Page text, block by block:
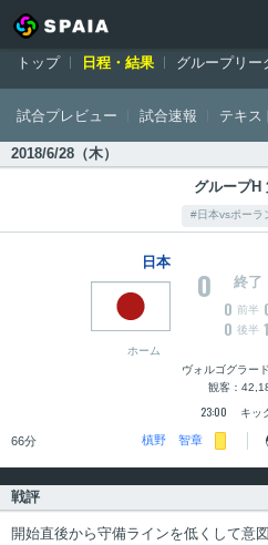
トップ ワールドカップ ロシア大会
トップ 日程・結果 グループリー
試合プレビュー 試合速報 テキス
2018/6/28（木）
グループH
#日本vsポーラ
日本
ホーム
終了
0
0 前半
0 後半 1
ヴォルゴグラー
観客：
23:00 キッ
66分 槙野 智章
戦評
開始直後から守備ラインを低くして意